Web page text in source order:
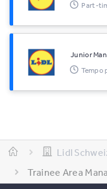
Part-
Junior
Tempo
Lidl
Trainee Area